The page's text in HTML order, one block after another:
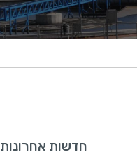
חדשות אחרונות